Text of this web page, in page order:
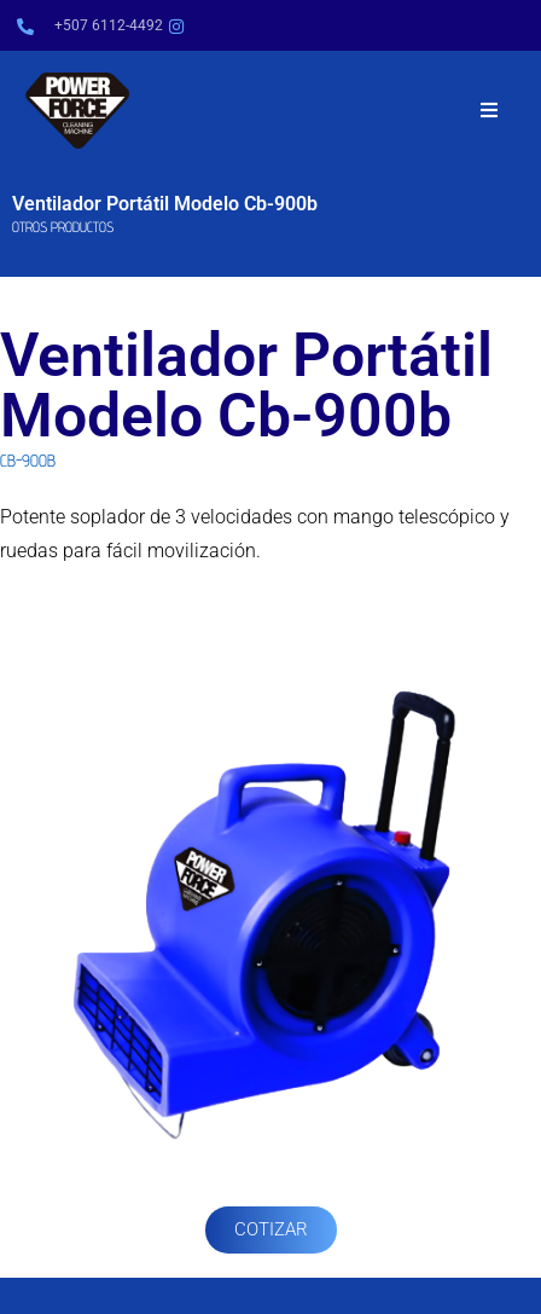
+507 6112-4492
SERVICIOS
CONTÁCTENOS
Ventilador Portátil Modelo Cb-900b
OTROS PRODUCTOS
Ventilador Portátil
Modelo Cb-900b
CB-900B
Potente soplador de 3 velocidades con mango telescópico y
ruedas para fácil movilización.
COTIZAR